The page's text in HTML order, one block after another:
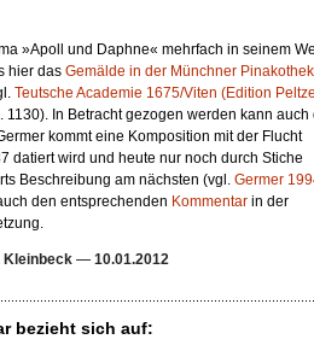
»Apoll und Daphne« mehrfach in seinem
hier das Gemälde in der Münchner Pinakothek
Teutsche Academie 1675/Viten (Edition
1130). In Betracht gezogen werden kann auch
kommt eine Komposition mit der Flucht
datiert wird und heute nur noch durch Stiche
Beschreibung am nächsten (vgl. Germer
den entsprechenden Kommentar in der
Kleinbeck — 10.01.2012
bezieht sich auf: